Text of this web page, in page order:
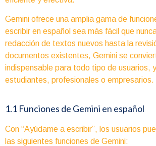
Gemini ofrece una amplia gama de
escribir en español sea más fácil que
redacción de textos nuevos hasta la
documentos existentes, Gemini se
indispensable para todo tipo de usuarios,
estudiantes, profesionales o empresarios.
1.1 Funciones de Gemini en español
Con “Ayúdame a escribir”, los usuarios
las siguientes funciones de Gemini: